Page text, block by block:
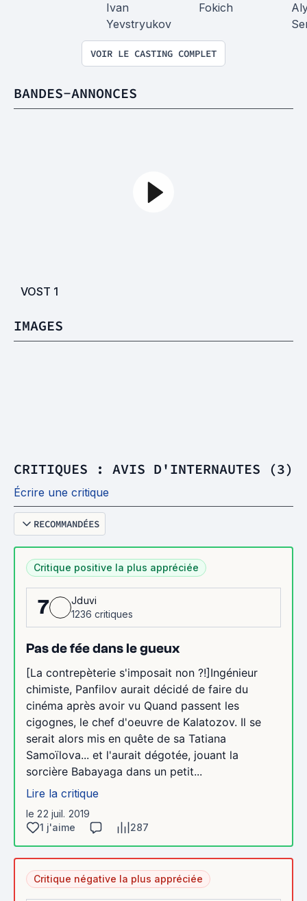
Ivan
Yevstryukov
Fokich
VOIR LE CASTING COMPLET
BANDES-ANNONCES
VOST 1
IMAGES
CRITIQUES : AVIS D'INTERNAUTES (3)
Écrire une critique
RECOMMANDÉES
Critique positive la plus appréciée
7
Jduvi
1236 critiques
Pas de fée dans le gueux
[La contrepèterie s'imposait non ?!]Ingénieur
chimiste, Panfilov aurait décidé de faire du
cinéma après avoir vu Quand passent les
cigognes, le chef d'oeuvre de Kalatozov. Il se
serait alors mis en quête de sa Tatiana
Samoïlova... et l'aurait dégotée, jouant la
sorcière Babayaga dans un petit...
Lire la critique
le 22 juil. 2019
1 j'aime
287
Critique négative la plus appréciée